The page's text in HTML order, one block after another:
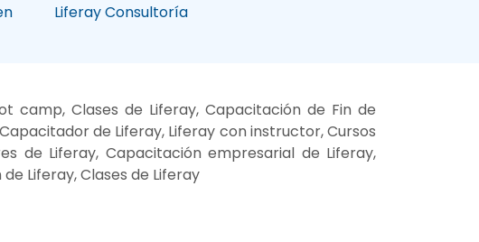
Liferay Consultoría
camp, Clases de Liferay, Capacitación de Fin de
de Liferay, Liferay con instructor, Cursos
de Liferay, Capacitación empresarial de Liferay,
Liferay, Clases de Liferay